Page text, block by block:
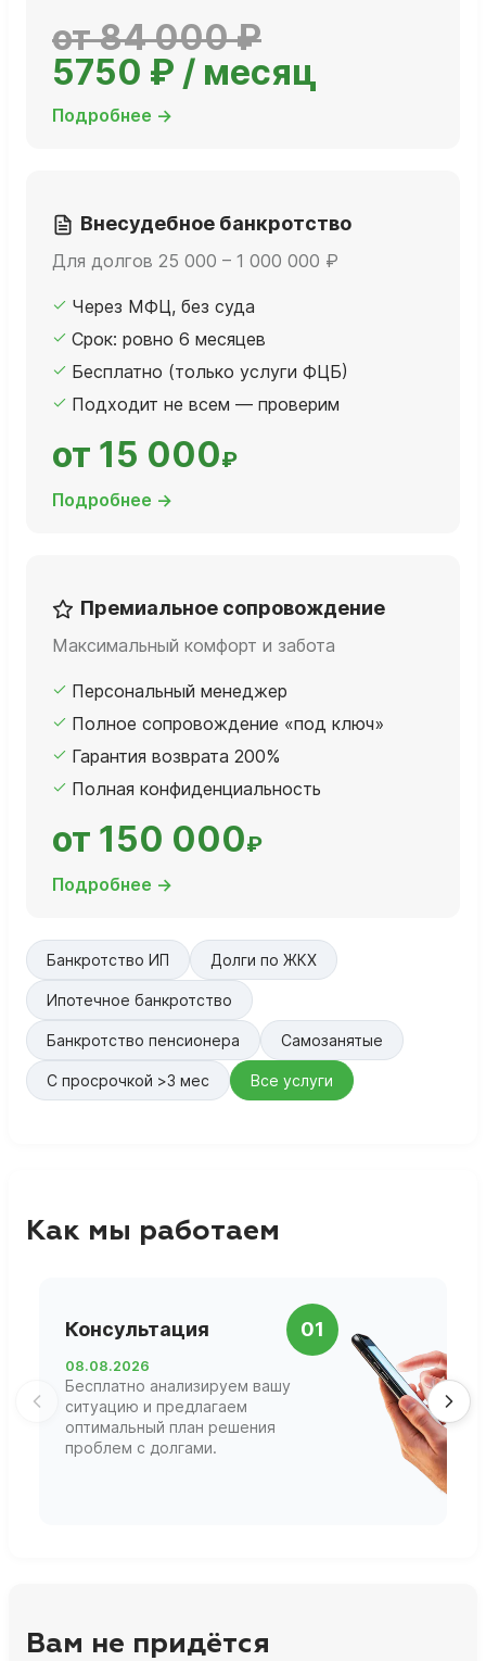
от 84 000 ₽
5750 ₽ / месяц
Подробнее →
Внесудебное банкротство
Для долгов 25 000 – 1 000 000 ₽
Через МФЦ, без суда
Срок: ровно 6 месяцев
Бесплатно (только услуги ФЦБ)
Подходит не всем — проверим
от 15 000₽
Подробнее →
Премиальное сопровождение
Максимальный комфорт и забота
Персональный менеджер
Полное сопровождение «под ключ»
Гарантия возврата 200%
Полная конфиденциальность
от 150 000₽
Подробнее →
Банкротство ИП Долги по ЖКХ
Ипотечное банкротство
Банкротство пенсионера Самозанятые
С просрочкой >3 мес Все услуги
Как мы работаем
Консультация 01
08.08.2026
Бесплатно анализируем вашу
ситуацию и предлагаем
оптимальный план решения
проблем с долгами.
Вам не придётся